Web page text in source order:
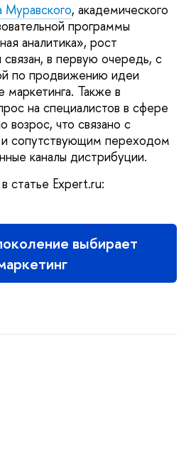
Муравского, академического
программы
аналитика», рост
связан, в первую очередь, с
по продвижению идеи
маркетинга. Также в
на специалистов в сфере
возрос, что связано с
сопутствующим переходом
каналы дистрибуции.
статье Expert.ru:
выбирает